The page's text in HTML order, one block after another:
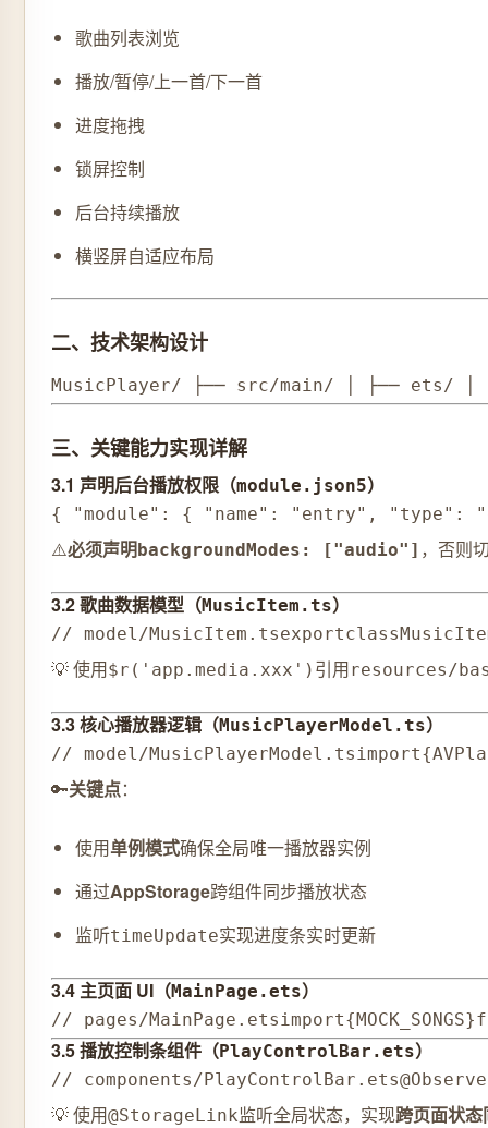
歌曲列表浏览
播放/暂停/上一首/下一首
进度拖拽
锁屏控制
后台持续播放
横竖屏自适应布局
二、技术架构设计
MusicPlayer/ ├── src/main/ │ ├── ets/ │ │
三、关键能力实现详解
3.1 声明后台播放权限（module.json5）
{ "module": { "name": "entry", "type":
⚠️必须声明backgroundModes: ["audio"] ，否则
3.2 歌曲数据模型（MusicItem.ts）
// model/MusicItem.tsexportclass
💡 使用$r('app.media.xxx') 引用resources/
3.3 核心播放器逻辑（MusicPlayerModel.ts）
// model/MusicPlayerModel.tsimport{
🔑关键点：
使用单例模式确保全局唯一播放器实例
通过AppStorage跨组件同步播放状态
监听timeUpdate实现进度条实时更新
3.4 主页面 UI（MainPage.ets）
// pages/MainPage.etsimport{MOCK_SONGS}
3.5 播放控制条组件（PlayControlBar.ets）
// components/PlayControlBar.ets
💡 使用@StorageLink监听全局状态，实现跨页面状态